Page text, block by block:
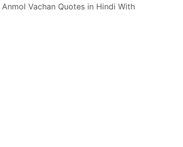
Anmol Vachan Quotes in Hindi With